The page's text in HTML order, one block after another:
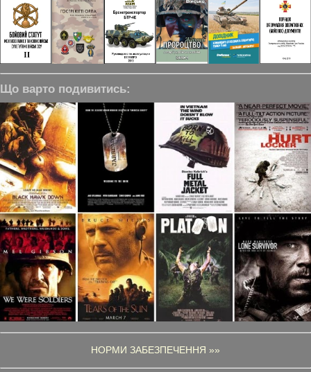
Що варто подивитись:
НОРМИ ЗАБЕЗПЕЧЕННЯ »»